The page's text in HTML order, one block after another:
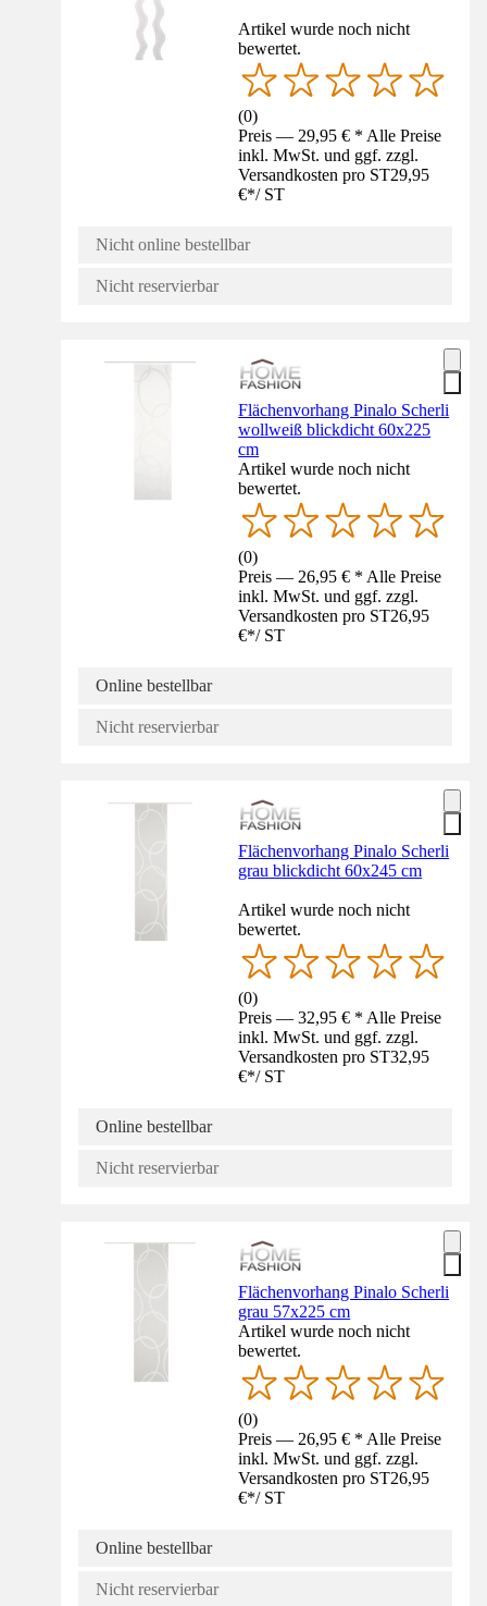
Artikel wurde noch nicht
bewertet.
(0)
Preis — 29,95 € * Alle Preise
inkl. MwSt. und ggf. zzgl.
Versandkosten pro ST29,95
€*/ ST
Nicht online bestellbar
Nicht reservierbar
Flächenvorhang Pinalo Scherli
wollweiß blickdicht 60x225
cm
Artikel wurde noch nicht
bewertet.
(0)
Preis — 26,95 € * Alle Preise
inkl. MwSt. und ggf. zzgl.
Versandkosten pro ST26,95
€*/ ST
Online bestellbar
Nicht reservierbar
Flächenvorhang Pinalo Scherli
grau blickdicht 60x245 cm
Artikel wurde noch nicht
bewertet.
(0)
Preis — 32,95 € * Alle Preise
inkl. MwSt. und ggf. zzgl.
Versandkosten pro ST32,95
€*/ ST
Online bestellbar
Nicht reservierbar
Flächenvorhang Pinalo Scherli
grau 57x225 cm
Artikel wurde noch nicht
bewertet.
(0)
Preis — 26,95 € * Alle Preise
inkl. MwSt. und ggf. zzgl.
Versandkosten pro ST26,95
€*/ ST
Online bestellbar
Nicht reservierbar